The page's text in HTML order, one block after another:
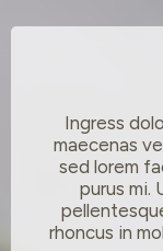
Ingress
maecenas
sed lorem
purus mi.
rhoncus in